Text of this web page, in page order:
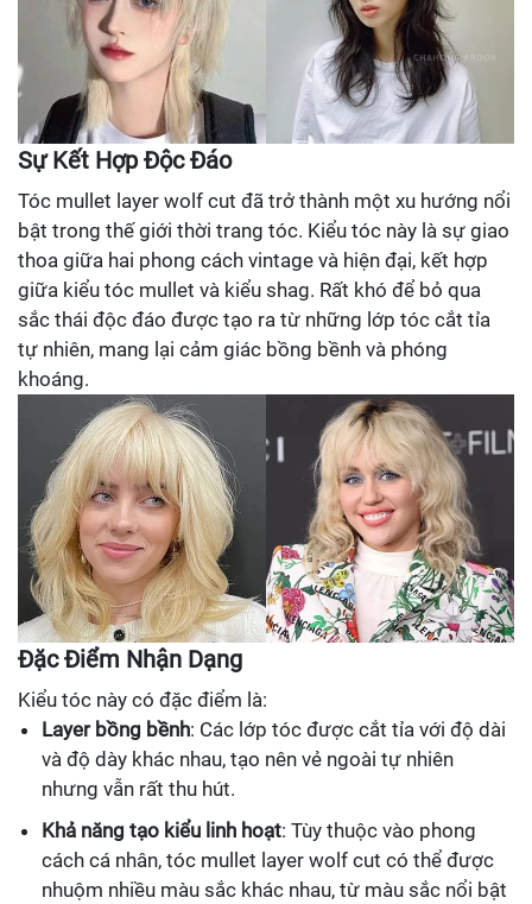
Sự Kết Hợp Độc Đáo
Tóc mullet layer wolf cut đã trở thành một xu hướng nổi
bật trong thế giới thời trang tóc. Kiểu tóc này là sự giao
thoa giữa hai phong cách vintage và hiện đại, kết hợp
giữa kiểu tóc mullet và kiểu shag. Rất khó để bỏ qua
sắc thái độc đáo được tạo ra từ những lớp tóc cắt tỉa
tự nhiên, mang lại cảm giác bồng bềnh và phóng
khoáng.
Đặc Điểm Nhận Dạng
Kiểu tóc này có đặc điểm là:
Layer bồng bềnh: Các lớp tóc được cắt tỉa với độ dài
và độ dày khác nhau, tạo nên vẻ ngoài tự nhiên
nhưng vẫn rất thu hút.
Khả năng tạo kiểu linh hoạt: Tùy thuộc vào phong
cách cá nhân, tóc mullet layer wolf cut có thể được
nhuộm nhiều màu sắc khác nhau, từ màu sắc nổi bật